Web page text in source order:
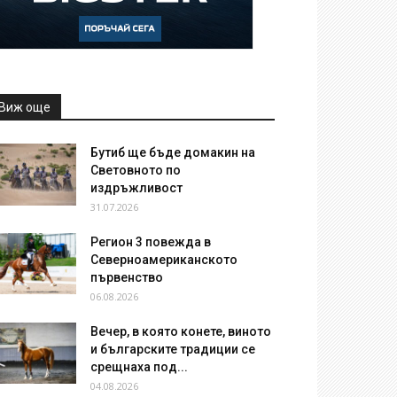
още
Бутиб ще бъде домакин на
Световното по
издръжливост
31.07.2026
Регион 3 повежда в
Северноамериканското
първенство
06.08.2026
Вечер, в която конете, виното
и българските традиции се
срещнаха под...
04.08.2026